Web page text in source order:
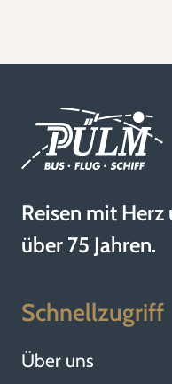
Reisen mit
über 75 Jahren.
Schnellzugriff
Über uns